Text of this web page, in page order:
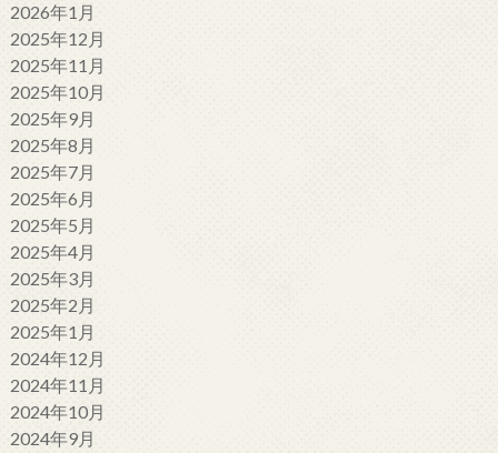
2026年1月
2025年12月
2025年11月
2025年10月
2025年9月
2025年8月
2025年7月
2025年6月
2025年5月
2025年4月
2025年3月
2025年2月
2025年1月
2024年12月
2024年11月
2024年10月
2024年9月